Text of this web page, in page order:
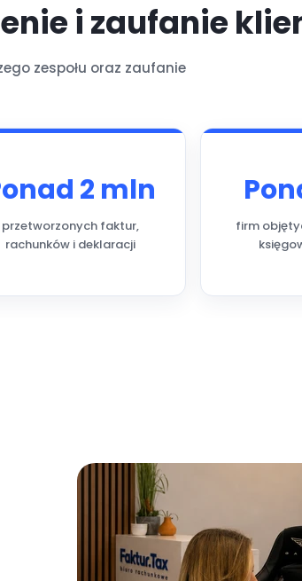
i zaufanie
zespołu oraz zaufanie
2 mln
przetworzonych faktur,
rachunków i deklaracji
firm